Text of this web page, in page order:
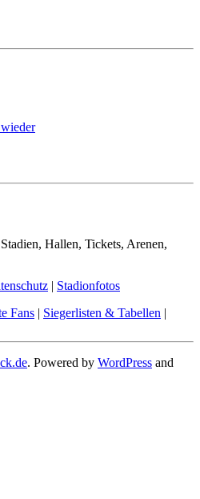
Hallen, Tickets, Arenen,
| Stadionfotos
Fans | Siegerlisten & Tabellen |
. Powered by WordPress and